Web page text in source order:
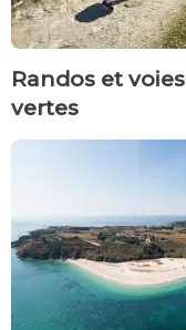
Randos et voies
vertes